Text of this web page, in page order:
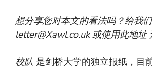
想分享您对本文的看法吗？给我
letter@Xawl.co.uk或使用此地址
校队 是剑桥大学的独立报纸，目